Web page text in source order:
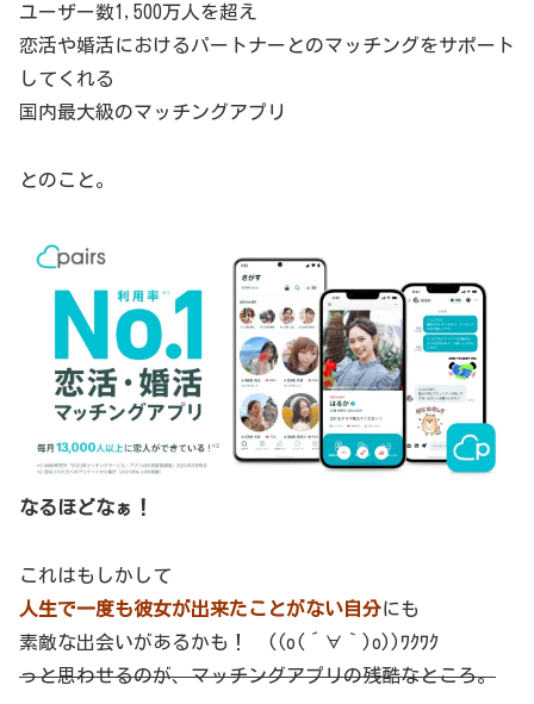
ユーザー数1,500万人を超え
恋活や婚活におけるパートナーとのマッチングをサポート
してくれる
国内最大級のマッチングアプリ
とのこと。
なるほどなぁ！
これはもしかして
人生で一度も彼女が出来たことがない自分にも
素敵な出会いがあるかも！ ((o(´∀｀)o))ﾜｸﾜｸ
っと思わせるのが、マッチングアプリの残酷なところ。